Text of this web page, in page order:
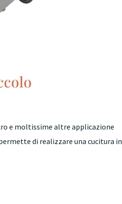
e moltissime altre applicazione
di realizzare una cucitura in